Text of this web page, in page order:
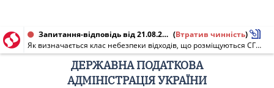
Запитання-відповідь від 21.08.2013 (Втратив чинність)
Як визначається клас небезпеки відходів, що розміщуються СГ з метою застосування нормативів екологічного податку? [Діяло до 27.02.2023]
ДЕРЖАВНА ПОДАТКОВА
АДМІНІСТРАЦІЯ УКРАЇНИ